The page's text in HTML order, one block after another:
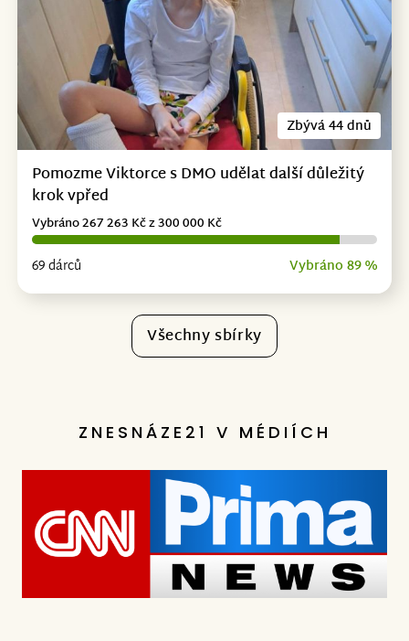
Zbývá 44 dnů
Pomozme Viktorce s DMO udělat další důležitý
krok vpřed
69 dárců Vybráno 89 %
Vybráno 267 263 Kč z 300 000 Kč
Všechny sbírky
ZNESNÁZE21 V MÉDIÍCH